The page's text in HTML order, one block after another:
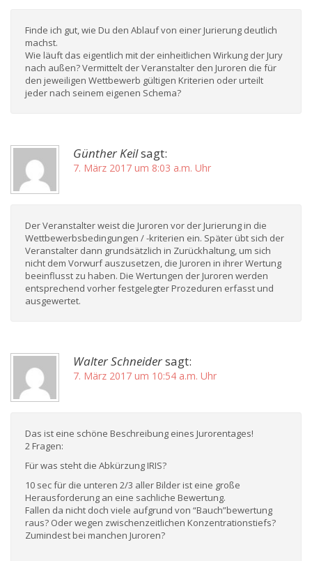
Finde ich gut, wie Du den Ablauf von einer Jurierung deutlich
machst.
Wie läuft das eigentlich mit der einheitlichen Wirkung der Jury
nach außen? Vermittelt der Veranstalter den Juroren die für
den jeweiligen Wettbewerb gültigen Kriterien oder urteilt
jeder nach seinem eigenen Schema?
Günther Keilsagt:
7. März 2017 um 8:03 a.m. Uhr
Der Veranstalter weist die Juroren vor der Jurierung in die
Wettbewerbsbedingungen / -kriterien ein. Später übt sich der
Veranstalter dann grundsätzlich in Zurückhaltung, um sich
nicht dem Vorwurf auszusetzen, die Juroren in ihrer Wertung
beeinflusst zu haben. Die Wertungen der Juroren werden
entsprechend vorher festgelegter Prozeduren erfasst und
ausgewertet.
Walter Schneidersagt:
7. März 2017 um 10:54 a.m. Uhr
Das ist eine schöne Beschreibung eines Jurorentages!
2 Fragen:
Für was steht die Abkürzung IRIS?
10 sec für die unteren 2/3 aller Bilder ist eine große
Herausforderung an eine sachliche Bewertung.
Fallen da nicht doch viele aufgrund von “Bauch”bewertung
raus? Oder wegen zwischenzeitlichen Konzentrationstiefs?
Zumindest bei manchen Juroren?